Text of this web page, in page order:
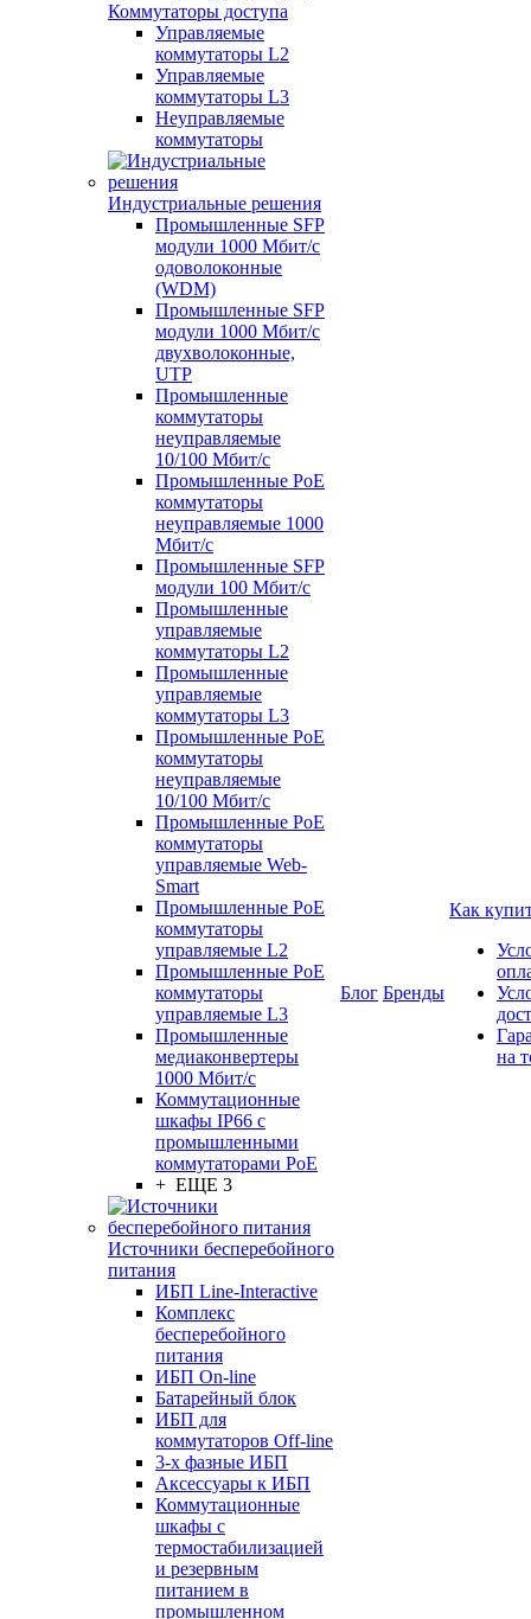
Коммутаторы доступа
Управляемые
коммутаторы L2
Управляемые
коммутаторы L3
Неуправляемые
коммутаторы
Индустриальные решения
Промышленные SFP
модули 1000 Мбит/c
одоволоконные
(WDM)
Промышленные SFP
модули 1000 Мбит/c
двухволоконные,
UTP
Промышленные
коммутаторы
неуправляемые
10/100 Мбит/с
Промышленные PoE
коммутаторы
неуправляемые 1000
Мбит/с
Промышленные SFP
модули 100 Мбит/c
Промышленные
управляемые
коммутаторы L2
Промышленные
управляемые
коммутаторы L3
Промышленные PoE
коммутаторы
неуправляемые
10/100 Мбит/с
Промышленные PoE
коммутаторы
управляемые Web-
Smart
Промышленные PoE
коммутаторы
управляемые L2
Промышленные PoE
коммутаторы
управляемые L3
Промышленные
медиаконвертеры
1000 Мбит/с
Коммутационные
шкафы IP66 c
промышленными
коммутаторами PoE
+ ЕЩЕ 3
Источники бесперебойного
питания
ИБП Line-Interactive
Комплекс
бесперебойного
питания
ИБП On-line
Батарейный блок
ИБП для
коммутаторов Off-line
3-х фазные ИБП
Аксессуары к ИБП
Коммутационные
шкафы с
термостабилизацией
и резервным
питанием в
промышленном
Блог Бренды
Как
на